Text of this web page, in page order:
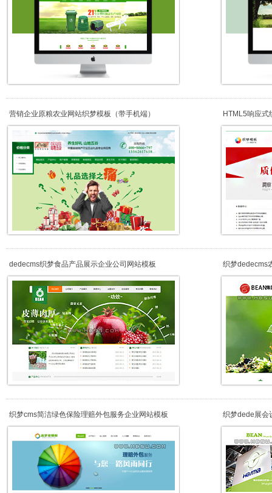
营销企业原粮农业网站织梦模板（带手机端） HTML5响应式
dedecms织梦食品产品展示企业公司网站模板 织梦dedecms
织梦cms简洁绿色保险理赔外包服务企业网站模板
织梦dede展会
据